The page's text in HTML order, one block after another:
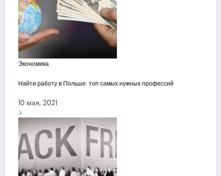
Экономика
Найти работу в Польше: топ самых нужных профессий
10 мая, 2021